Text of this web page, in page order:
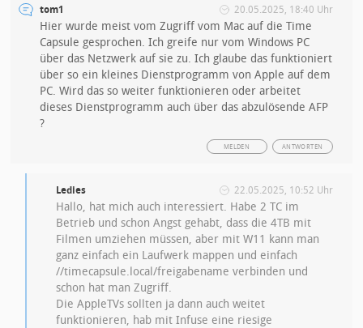
tom1 20.05.2025, 18:40 Uhr
Hier wurde meist vom Zugriff vom Mac auf die Time
Capsule gesprochen. Ich greife nur vom Windows PC
über das Netzwerk auf sie zu. Ich glaube das funktioniert
über so ein kleines Dienstprogramm von Apple auf dem
PC. Wird das so weiter funktionieren oder arbeitet
dieses Dienstprogramm auch über das abzulösende AFP
?
ANTWORTEN
MELDEN
Ledies 22.05.2025, 10:52 Uhr
Hallo, hat mich auch interessiert. Habe 2 TC im
Betrieb und schon Angst gehabt, dass die 4TB mit
Filmen umziehen müssen, aber mit W11 kann man
ganz einfach ein Laufwerk mappen und einfach
//timecapsule.local/freigabename verbinden und
schon hat man Zugriff.
Die AppleTVs sollten ja dann auch weitet
funktionieren, hab mit Infuse eine riesige